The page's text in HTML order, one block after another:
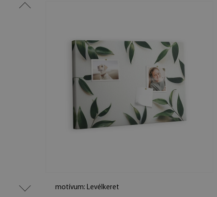
motívum: Levélkeret